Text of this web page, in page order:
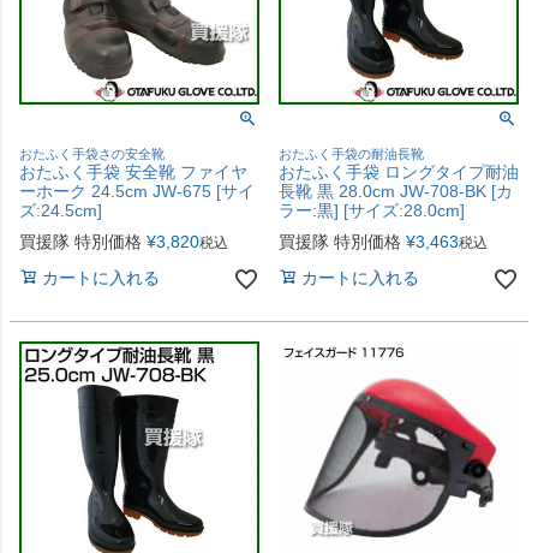
おたふく手袋さの安全靴
おたふく手袋 安全靴 ファイヤ
ーホーク 24.5cm JW-675 [サイ
ズ:24.5cm]
買援隊 特別価格 ¥3,820税込
カートに入れる
おたふく手袋の耐油長靴
おたふく手袋 ロングタイプ耐油
長靴 黒 28.0cm JW-708-BK [カ
ラー:黒] [サイズ:28.0cm]
買援隊 特別価格 ¥3,463税込
カートに入れる